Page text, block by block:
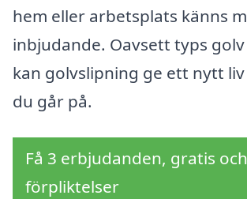
hem eller arbetsplats känns
inbjudande. Oavsett typs golv
kan golvslipning ge ett nytt
du går på.
Få 3 erbjudanden, gratis
förpliktelser